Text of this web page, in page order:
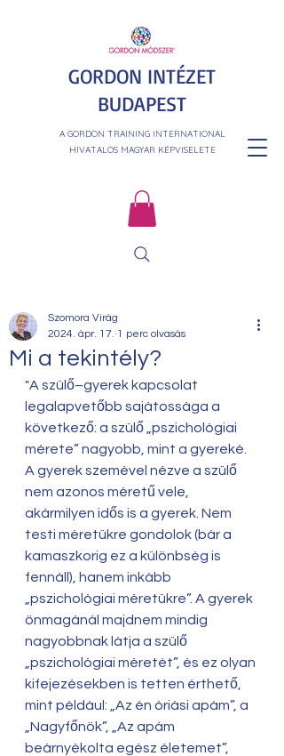
GORDON INTÉZET
BUDAPEST
A GORDON TRAINING INTERNATIONAL
HIVATALOS MAGYAR KÉPVISELETE
Mi a tekintély?
Szomora Virág
2024. ápr. 17. 1 perc olvasás
"A szülő–gyerek kapcsolat
legalapvetőbb sajátossága a
következő: a szülő „pszichológiai
mérete” nagyobb, mint a gyereké.
A gyerek szemével nézve a szülő
nem azonos méretű vele,
akármilyen idős is a gyerek. Nem
testi méretükre gondolok (bár a
kamaszkorig ez a különbség is
fennáll), hanem inkább
„pszichológiai méretükre”. A gyerek
önmagánál majdnem mindig
nagyobbnak látja a szülő
„pszichológiai méretét”, és ez olyan
kifejezésekben is tetten érthető,
mint például: „Az én óriási apám”, a
„Nagyfőnök”, „Az apám
beárnyékolta egész életemet”,